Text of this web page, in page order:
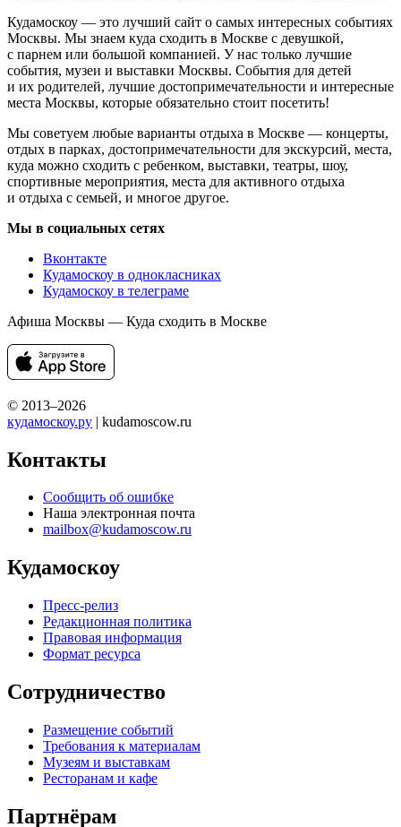
Кудамоскоу — это лучший сайт о самых интересных событиях
Москвы. Мы знаем куда сходить в Москве с девушкой,
с парнем или большой компанией. У нас только лучшие
события, музеи и выставки Москвы. События для детей
и их родителей, лучшие достопримечательности и интересные
места Москвы, которые обязательно стоит посетить!
Мы советуем любые варианты отдыха в Москве — концерты,
отдых в парках, достопримечательности для экскурсий, места,
куда можно сходить с ребенком, выставки, театры, шоу,
спортивные мероприятия, места для активного отдыха
и отдыха с семьей, и многое другое.
Мы в социальных сетях
Вконтакте
Кудамоскоу в однокласниках
Кудамоскоу в телеграме
Афиша Москвы — Куда сходить в Москве
© 2013–2026
кудамоскоу.ру | kudamoscow.ru
Контакты
Сообщить об ошибке
Наша электронная почта
mailbox@kudamoscow.ru
Кудамоскоу
Пресс-релиз
Редакционная политика
Правовая информация
Формат ресурса
Сотрудничество
Размещение событий
Требования к материалам
Музеям и выставкам
Ресторанам и кафе
Партнёрам